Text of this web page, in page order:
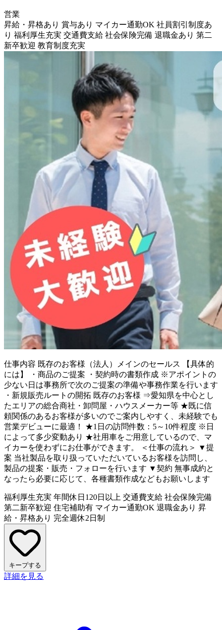
営業
昇給・昇格あり 賞与あり マイカー通勤OK 社員割引制度あ
り 福利厚生充実 交通費支給 社会保険完備 退職金あり 第二
新卒歓迎 教育制度充実
仕事内容 既存のお客様（法人）メインのセールス 【具体的
には】 ・商品のご提案 ・契約時の書類作成 ※アポイントの
少ない日は事務所で次のご提案の準備や事務作業を行います
・新規販売ルートの開拓 既存のお客様 ⇒愛知県を中心とし
たエリアの総合商社・卸問屋・ハウスメーカー等 ★既に信
頼関係のあるお客様が多いのでご案内しやすく、未経験でも
営業デビューに最適！ ★1日の訪問件数：5～10件程度 ※日
によって多少変動あり ★社用車をご用意しているので、マ
イカーを使わずにお仕事ができます。 ＜仕事の流れ＞ ▼提
案 当社製品を取り扱っていただいているお客様を訪問し、
製品の提案・販売・フォローを行います ▼契約 無事成約と
なったら必要に応じて、各種書類作成などもお願いします
福利厚生充実 年間休日120日以上 交通費支給 社会保険完備
第二新卒歓迎 住宅補助有 マイカー通勤OK 退職金あり 昇
給・昇格あり 完全週休2日制
キープする
詳細を見る